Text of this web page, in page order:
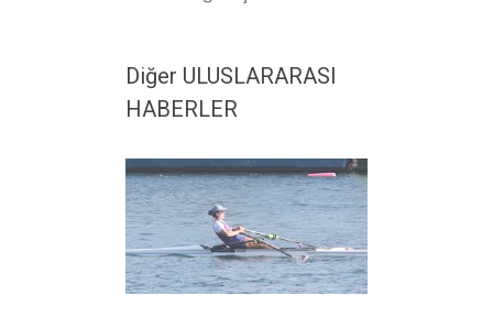
Diğer ULUSLARARASI
HABERLER